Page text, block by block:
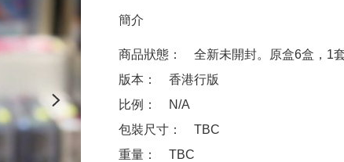
簡介
商品狀態：　全新未開封。原盒6盒，1套
版本：　香港行版
比例：　N/A
包裝尺寸：　TBC
重量：　TBC